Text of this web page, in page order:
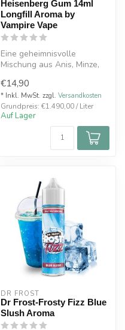
Heisenberg Gum 14ml
Longfill Aroma by
Vampire Vape
Eine geheimnisvolle
Mischung aus Anis, Minze,
€14,90
* Inkl. MwSt. zzgl. Versandkosten
Grundpreis: €1.490,00 / Liter
Auf Lager
DR FROST
Dr Frost-Frosty Fizz Blue
Slush Aroma